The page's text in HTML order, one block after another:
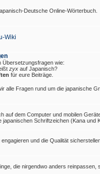
Deutsche Online-Wörterbuch.
Wiki
Übersetzungsfragen wie:
zyx auf Japanisch?
für eure Beiträge.
alle Fragen rund um die japanische
auf dem Computer und mobilen
Schriftzeichen (Kana und
und die Qualität
die nirgendwo anders reinpassen,